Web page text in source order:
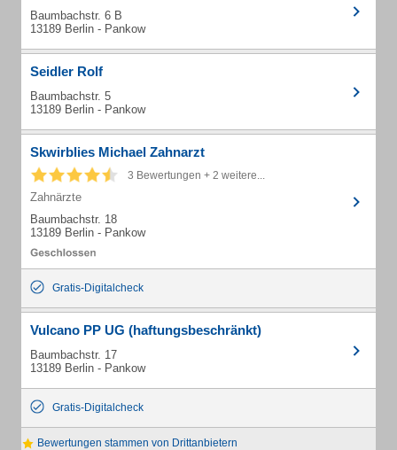
Baumbachstr. 6 B
13189 Berlin - Pankow
Seidler Rolf
Baumbachstr. 5
13189 Berlin - Pankow
Skwirblies Michael Zahnarzt
3 Bewertungen + 2 weitere...
Zahnärzte
Baumbachstr. 18
13189 Berlin - Pankow
Gratis-Digitalcheck
Vulcano PP UG (haftungsbeschränkt)
Baumbachstr. 17
13189 Berlin - Pankow
Gratis-Digitalcheck
Bewertungen stammen von Drittanbietern